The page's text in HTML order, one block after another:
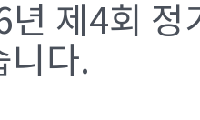
제4회 정
니다.